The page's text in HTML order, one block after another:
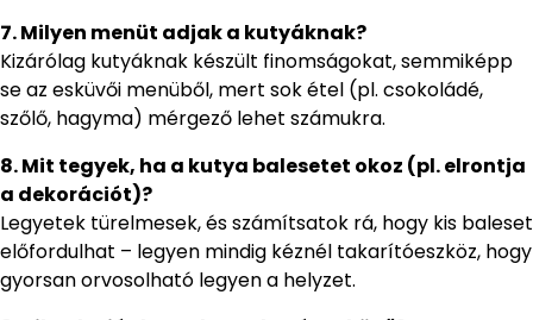
7. Milyen menüt adjak a kutyáknak?
Kizárólag kutyáknak készült finomságokat, semmiképp
se az esküvői menüből, mert sok étel (pl. csokoládé,
szőlő, hagyma) mérgező lehet számukra.
8. Mit tegyek, ha a kutya balesetet okoz (pl. elrontja
a dekorációt)?
Legyetek türelmesek, és számítsatok rá, hogy kis baleset
előfordulhat – legyen mindig kéznél takarítóeszköz, hogy
gyorsan orvosolható legyen a helyzet.